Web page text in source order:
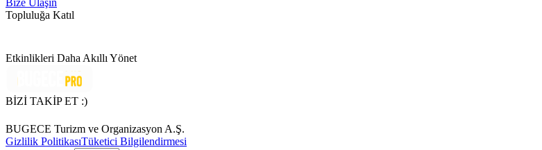
Bize Ulaşın
Topluluğa Katıl
Etkinlikleri Daha Akıllı Yönet
BİZİ TAKİP ET :)
BUGECE Turizm ve Organizasyon A.Ş.
Gizlilik PolitikasıTüketici Bilgilendirmesi